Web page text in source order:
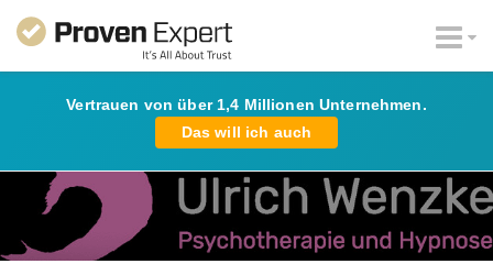
Vertrauen von über 1,4 Millionen Unternehmen.
Das will ich auch